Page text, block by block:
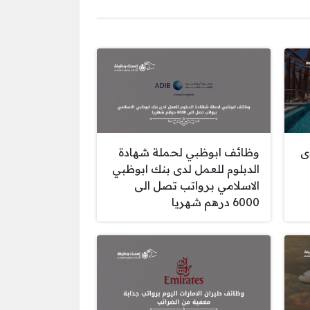
وظائف ابوظبي لحملة شهادة
الدبلوم للعمل لدى بنك ابوظبي
الاسلامي برواتب تصل الى
6000 درهم شهريا